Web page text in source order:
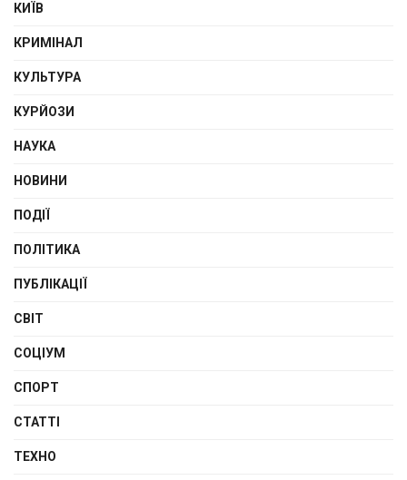
КИЇВ
КРИМІНАЛ
КУЛЬТУРА
КУРЙОЗИ
НАУКА
НОВИНИ
ПОДІЇ
ПОЛІТИКА
ПУБЛІКАЦІЇ
СВІТ
СОЦІУМ
СПОРТ
СТАТТІ
ТЕХНО